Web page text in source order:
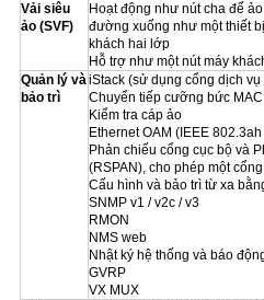
Vải siêu
ảo (SVF)
Hoạt động như nút cha để
đường xuống như một thiết
khách hai lớp
Hỗ trợ như một nút máy
Quản lý và
bảo trì
iStack (sử dụng cổng dịch
Chuyển tiếp cưỡng bức MAC
Kiểm tra cáp ảo
Ethernet OAM (IEEE
Phản chiếu cổng cục bộ và
(RSPAN), cho phép một
Cấu hình và bảo trì từ xa
SNMP v1 / v2c / v3
RMON
NMS web
Nhật ký hệ thống và báo
GVRP
VX MUX